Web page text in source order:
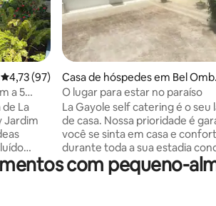
Classificação média de 4,73 em 5 estrelas,
4,73 (97)
a 5
dos
Casa de hóspedes em Bel
e
O lugar para estar no paraíso
La Gayole self catering é o seu
de casa. Nossa prioridade é
você se sinta em casa e
durante toda a sua estadia
minutos a pé da praia de areia
Beau Vallon é um dos lugares
com pequeno-